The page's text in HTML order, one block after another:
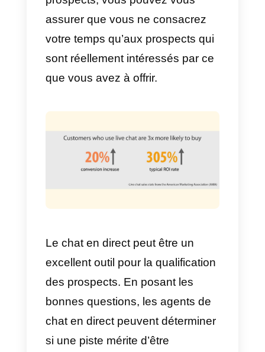
avec le bon agent
Lorsqu’un visiteur arrive sur votre
site web, il ne cherche pas
visiteurs peuvent être à la
recherche d’informations, tandis
que d’autres sont prêts à acheter.
C’est pourquoi il est important de
avec le bon agent.
Si vous avez une session de
active et qu’un visiteur a
soudainement besoin de parler à